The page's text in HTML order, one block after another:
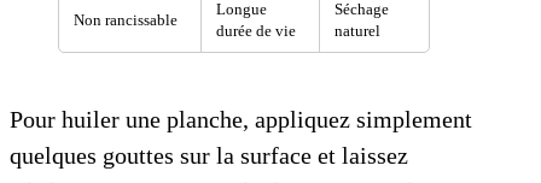
Non rancissable
Longue
durée de vie
Séchage
naturel
Pour huiler une planche, appliquez simplement
quelques gouttes sur la surface et laissez